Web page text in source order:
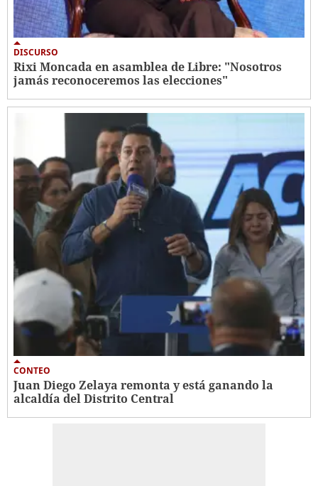
DISCURSO
Rixi Moncada en asamblea de Libre: "Nosotros
jamás reconoceremos las elecciones"
CONTEO
Juan Diego Zelaya remonta y está ganando la
alcaldía del Distrito Central